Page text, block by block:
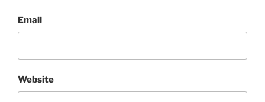
Email
Website